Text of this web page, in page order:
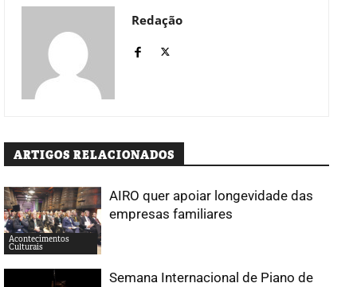
Redação
ARTIGOS RELACIONADOS
Acontecimentos
Culturais
AIRO quer apoiar longevidade das
empresas familiares
Semana Internacional de Piano de